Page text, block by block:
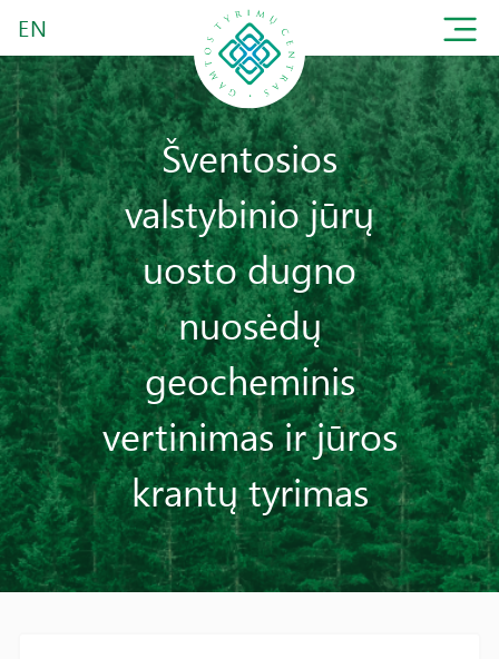
EN
Šventosios
valstybinio jūrų
uosto dugno
nuosėdų
geocheminis
vertinimas ir jūros
krantų tyrimas